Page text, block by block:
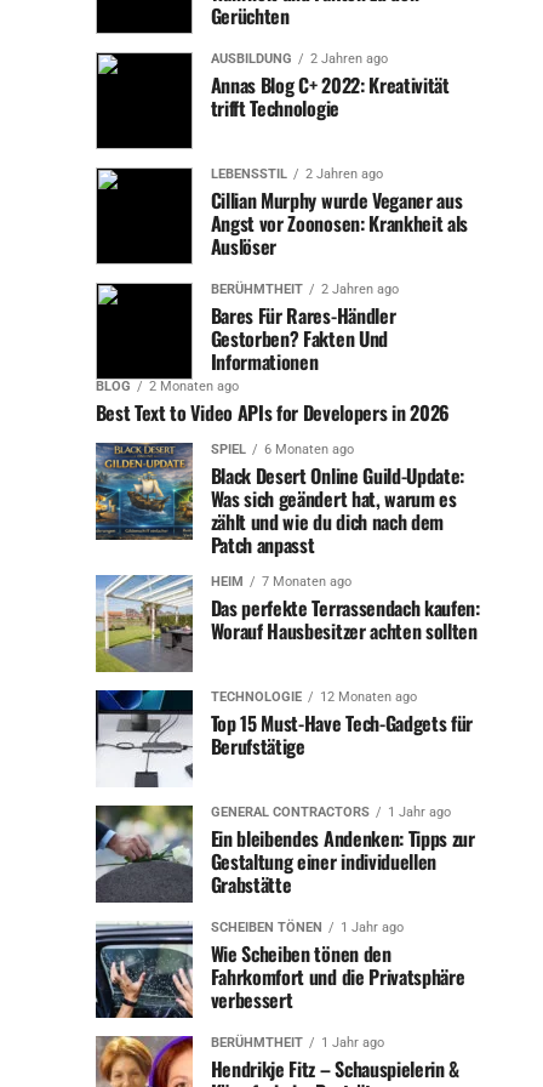
Der Einfluss auf die Zuschauer
und die Fangemeinde
tiefgreifende Wirkung auf die Zuschauer. Viele Fans
haben über die Jahre eine starke emotionale Bindung zu
den Händlern aufgebaut und nehmen ihren Verlust daher
sehr persönlich. Die sozialen Medien spielen in solchen
Momenten eine große Rolle, da sie den Zuschauern die
Möglichkeit geben, ihre Trauer und ihr Beileid
Die Reaktionen reichen dabei von persönlichen
Beileidsbekundungen bis hin zu nostalgischen
Erinnerungen an die besten Momente des verstorbenen
Händlers. Besonders die Facebook-Seite und der
Instagram-Account von „Bares für Rares“ werden in
solchen Zeiten zu Plattformen des Austauschs, auf denen
Fans ihre Gedanken und Erinnerungen teilen.
Ein Beispiel für eine besonders starke Reaktion der
Fangemeinde war der Tod von Ludwig Hofmaier. Auf den
Lieblingsmomente mit „Lucki“ und sprachen über den
Einfluss, den er auf die Sendung und auf sie persönlich
hatte. Viele Fans beschrieben ihn als „das Herzstück“ der
Sendung und betonten, dass „Bares für Rares“ ohne ihn
nicht mehr dasselbe sein würde.
Der Umgang mit dem Verlust im
Produktionsteam
Auch hinter den Kulissen hat der Tod eines „Bares für
Rares“-Händlers große Auswirkungen. Das
Produktionsteam steht vor der schwierigen Aufgabe, eine
Sendung ohne eine ihrer Hauptfiguren fortzusetzen. Oft
Gerüchten
AUSBILDUNG 2 Jahren ago
Annas Blog C+ 2022: Kreativität
trifft Technologie
LEBENSSTIL 2 Jahren ago
Cillian Murphy wurde Veganer aus
Angst vor Zoonosen: Krankheit als
Auslöser
BERÜHMTHEIT 2 Jahren ago
Bares Für Rares-Händler
Gestorben? Fakten Und
Informationen
BLOG 2 Monaten ago
Best Text to Video APIs for Developers in 2026
SPIEL 6 Monaten ago
Black Desert Online Guild-Update:
Was sich geändert hat, warum es
zählt und wie du dich nach dem
Patch anpasst
HEIM 7 Monaten ago
Das perfekte Terrassendach kaufen:
Worauf Hausbesitzer achten sollten
TECHNOLOGIE 12 Monaten ago
Top 15 Must-Have Tech-Gadgets für
Berufstätige
GENERAL CONTRACTORS 1 Jahr ago
Ein bleibendes Andenken: Tipps zur
Gestaltung einer individuellen
Grabstätte
SCHEIBEN TÖNEN 1 Jahr ago
Wie Scheiben tönen den
Fahrkomfort und die Privatsphäre
verbessert
BERÜHMTHEIT 1 Jahr ago
Hendrikje Fitz – Schauspielerin &